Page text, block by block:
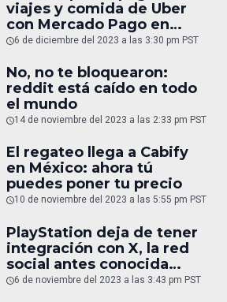
viajes y comida de Uber
con Mercado Pago en
México
6 de diciembre del 2023 a las 3:30 pm PST
No, no te bloquearon:
reddit está caído en todo
el mundo
14 de noviembre del 2023 a las 2:33 pm PST
El regateo llega a Cabify
en México: ahora tú
puedes poner tu precio
10 de noviembre del 2023 a las 5:55 pm PST
PlayStation deja de tener
integración con X, la red
social antes conocida
como Twitter
6 de noviembre del 2023 a las 3:43 pm PST